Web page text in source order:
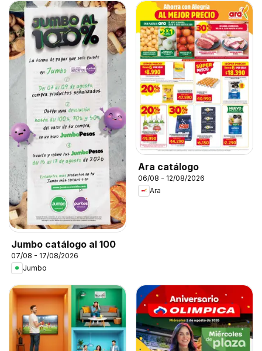
Jumbo catálogo al 100
07/08 - 17/08/2026
Jumbo
Ara catálogo
06/08 - 12/08/2026
Ara